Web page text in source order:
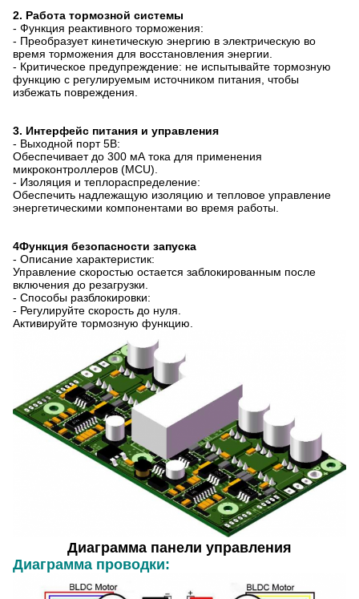
2. Работа тормозной системы
- Функция реактивного торможения:
- Преобразует кинетическую энергию в электрическую во
время торможения для восстановления энергии.
- Критическое предупреждение: не испытывайте тормозную
функцию с регулируемым источником питания, чтобы
избежать повреждения.
3. Интерфейс питания и управления
- Выходной порт 5В:
Обеспечивает до 300 мА тока для применения
микроконтроллеров (MCU).
- Изоляция и теплораспределение:
Обеспечить надлежащую изоляцию и тепловое управление
энергетическими компонентами во время работы.
4Функция безопасности запуска
- Описание характеристик:
Управление скоростью остается заблокированным после
включения до резагрузки.
- Способы разблокировки:
- Регулируйте скорость до нуля.
Активируйте тормозную функцию.
Диаграмма панели управления
Диаграмма проводки: